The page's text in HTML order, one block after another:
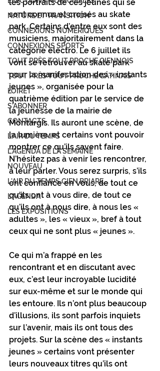
NATURE ET TRANSITION
CONNEXIONS NUMÉRIQUES
CONNEXIONS SPORTS
TOUT PRÈS TOUT PROCHE GIENNOIS
TOUT PRÈS TOUT PROCHE GÂTINAIS
LOIRET
S'ABONNER
CONTACTS
L'AIR DU TEMPS
L'AGENDA DE LA SEMAINE
NOUVEAU
L'AIR DU TEMPS GIEN BRIARE
L'AGENDA
LES EXPOSITIONS
les portraits de ces jeunes qui se
sont connus et croisés au skate
park. Certains d’entre eux sont des
musiciens, majoritairement dans la
catégorie électro. Le 6 juillet ils
vont se retrouver au skate park
pour la manifestation des « instants
jeunes », organisée pour la
quatrième édition par le service de
la jeunesse de la mairie de
Montargis. Ils auront une scène, de
la lumière, et certains vont pouvoir
montrer ce qu’ils savent faire.
N’hésitez pas à venir les rencontrer,
à leur parler. Vous serez surpris, s’ils
ont confiance en vous, de tout ce
qu’ils ont à vous dire, de tout ce
qu’ils ont à nous dire, à nous les «
adultes », les « vieux », bref à tout
ceux qui ne sont plus « jeunes ».
Ce qui m’a frappé en les
rencontrant et en discutant avec
eux, c’est leur incroyable lucidité
sur eux-même et sur le monde qui
les entoure. Ils n’ont plus beaucoup
d’illusions, ils sont parfois inquiets
sur l’avenir, mais ils ont tous des
projets. Sur la scène des « instants
jeunes » certains vont présenter
leurs nouveaux titres qu’ils ont